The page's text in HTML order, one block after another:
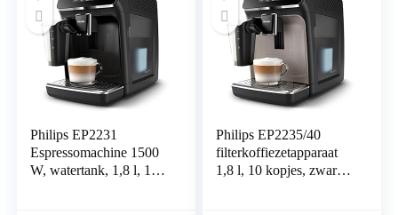
Philips EP2231
Espressomachine 1500
W, watertank, 1,8 l, 15
Philips EP2235/40
filterkoffiezetapparaat
1,8 l, 10 kopjes, zwart